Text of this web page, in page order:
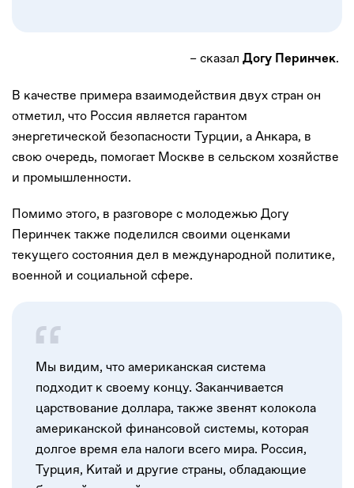
– сказал Догу Перинчек.
В качестве примера взаимодействия двух стран он
отметил, что Россия является гарантом
энергетической безопасности Турции, а Анкара, в
свою очередь, помогает Москве в сельском хозяйстве
и промышленности.
Помимо этого, в разговоре с молодежью Догу
Перинчек также поделился своими оценками
текущего состояния дел в международной политике,
военной и социальной сфере.
Мы видим, что американская система
подходит к своему концу. Заканчивается
царствование доллара, также звенят колокола
американской финансовой системы, которая
долгое время ела налоги всего мира. Россия,
Турция, Китай и другие страны, обладающие